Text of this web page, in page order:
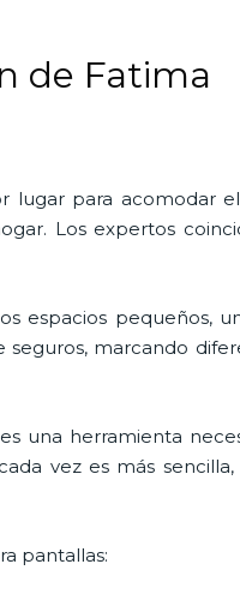
de Fatima
lugar para acomodar
Los expertos
espacios pequeños,
seguros, marcando
es una herramienta
vez es más
pantallas: